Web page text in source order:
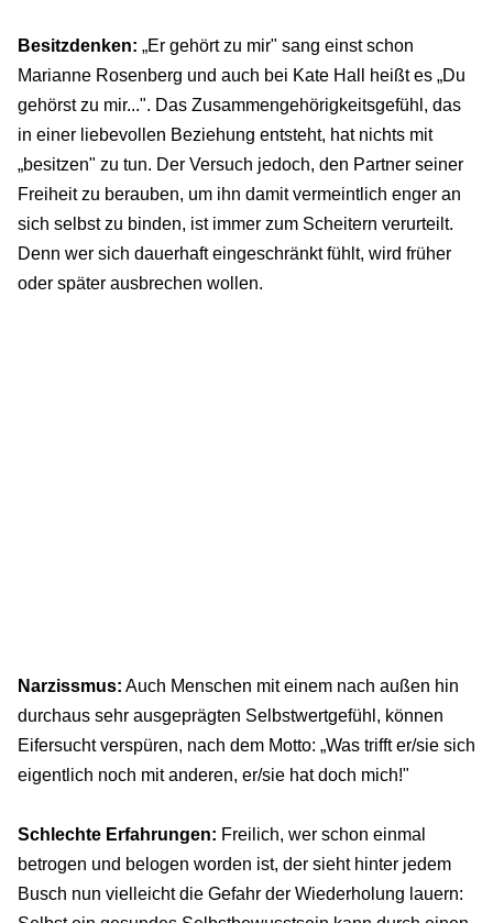
Besitzdenken: „Er gehört zu mir" sang einst schon
Marianne Rosenberg und auch bei Kate Hall heißt es „Du
gehörst zu mir...". Das Zusammengehörigkeitsgefühl, das
in einer liebevollen Beziehung entsteht, hat nichts mit
„besitzen" zu tun. Der Versuch jedoch, den Partner seiner
Freiheit zu berauben, um ihn damit vermeintlich enger an
sich selbst zu binden, ist immer zum Scheitern verurteilt.
Denn wer sich dauerhaft eingeschränkt fühlt, wird früher
oder später ausbrechen wollen.
Narzissmus: Auch Menschen mit einem nach außen hin
durchaus sehr ausgeprägten Selbstwertgefühl, können
Eifersucht verspüren, nach dem Motto: „Was trifft er/sie sich
eigentlich noch mit anderen, er/sie hat doch mich!"
Schlechte Erfahrungen: Freilich, wer schon einmal
betrogen und belogen worden ist, der sieht hinter jedem
Busch nun vielleicht die Gefahr der Wiederholung lauern: